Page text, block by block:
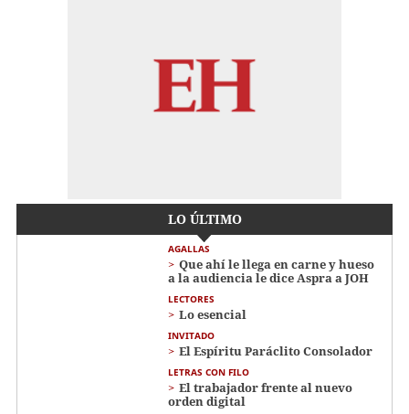
LO ÚLTIMO
AGALLAS
Que ahí le llega en carne y hueso
a la audiencia le dice Aspra a JOH
LECTORES
Lo esencial
INVITADO
El Espíritu Paráclito Consolador
LETRAS CON FILO
El trabajador frente al nuevo
orden digital